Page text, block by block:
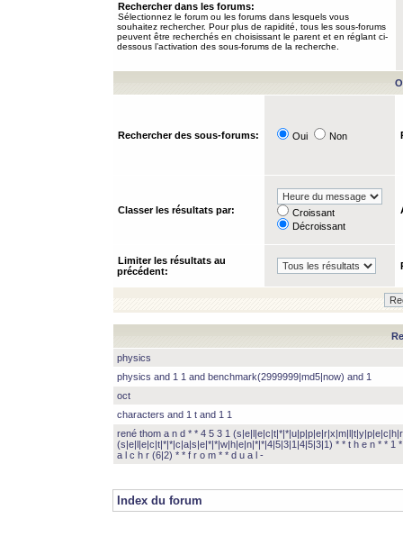
Rechercher dans les forums:
Sélectionnez le forum ou les forums dans lesquels vous
souhaitez rechercher. Pour plus de rapidité, tous les sous-forums
peuvent être recherchés en choisissant le parent et en réglant ci-
dessous l’activation des sous-forums de la recherche.
Rechercher des sous-forums: Oui Non
Classer les résultats par:
Croissant
Décroissant
Limiter les résultats au
précédent:
physics
physics and 1 1 and benchmark(2999999|md5|now) and 1
oct
characters and 1 t and 1 1
rené thom a n d * * 4 5 3 1
(s|e|l|e|c|t|*|*|c|a|s|e|*|*|w|h|e|n|*|*|4|5|3|1|4|5|3|1) * * t h e n * * 1
a l c h r (6|2) * * f r o m * * d u a l -
Index du forum